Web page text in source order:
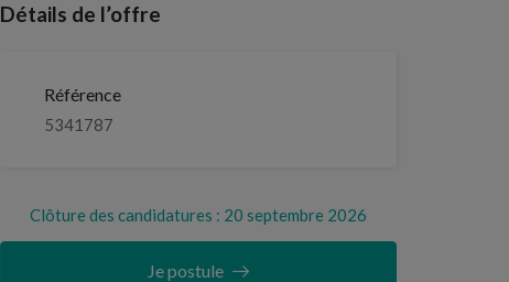
Détails de l’offre
Référence
5341787
Clôture des candidatures : 20 septembre 2026
Je postule